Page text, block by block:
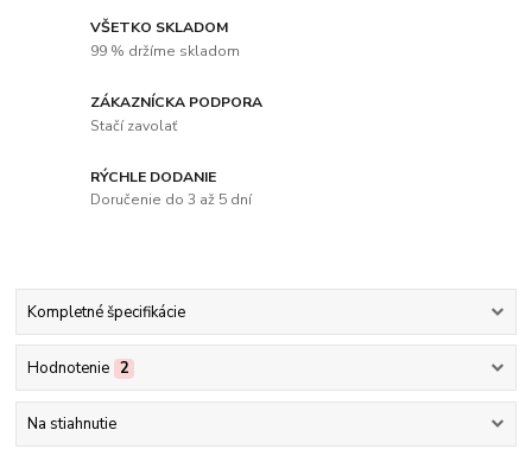
VŠETKO SKLADOM
99 % držíme skladom
ZÁKAZNÍCKA PODPORA
Stačí zavolať
RÝCHLE DODANIE
Doručenie do 3 až 5 dní
Kompletné špecifikácie
Hodnotenie 2
Na stiahnutie